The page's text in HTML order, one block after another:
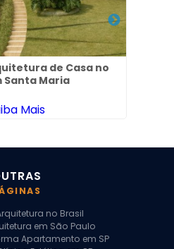
de Casa no
Santa Maria
Mais
no Brasil
em São Paulo
Apartamento em SP